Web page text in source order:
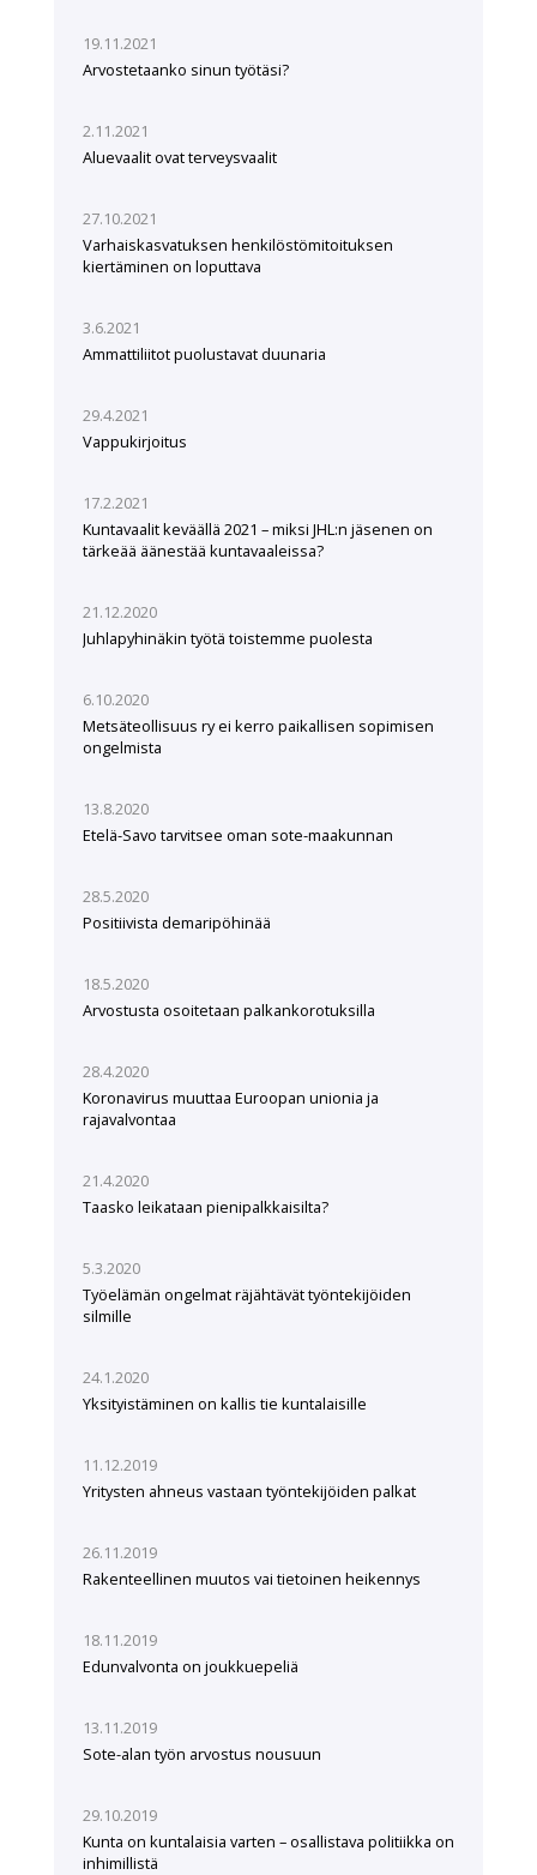
19.11.2021
Arvostetaanko sinun työtäsi?
2.11.2021
Aluevaalit ovat terveysvaalit
27.10.2021
Varhaiskasvatuksen henkilöstömitoituksen
kiertäminen on loputtava
3.6.2021
Ammattiliitot puolustavat duunaria
29.4.2021
Vappukirjoitus
17.2.2021
Kuntavaalit keväällä 2021 – miksi JHL:n jäsenen on
tärkeää äänestää kuntavaaleissa?
21.12.2020
Juhlapyhinäkin työtä toistemme puolesta
6.10.2020
Metsäteollisuus ry ei kerro paikallisen sopimisen
ongelmista
13.8.2020
Etelä-Savo tarvitsee oman sote-maakunnan
28.5.2020
Positiivista demaripöhinää
18.5.2020
Arvostusta osoitetaan palkankorotuksilla
28.4.2020
Koronavirus muuttaa Euroopan unionia ja
rajavalvontaa
21.4.2020
Taasko leikataan pienipalkkaisilta?
5.3.2020
Työelämän ongelmat räjähtävät työntekijöiden
silmille
24.1.2020
Yksityistäminen on kallis tie kuntalaisille
11.12.2019
Yritysten ahneus vastaan työntekijöiden palkat
26.11.2019
Rakenteellinen muutos vai tietoinen heikennys
18.11.2019
Edunvalvonta on joukkuepeliä
13.11.2019
Sote-alan työn arvostus nousuun
29.10.2019
Kunta on kuntalaisia varten – osallistava politiikka on
inhimillistä